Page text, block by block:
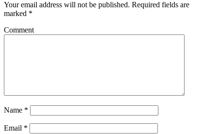
Your email address will not be published. Required fields are
marked *
Comment
Name *
Email *